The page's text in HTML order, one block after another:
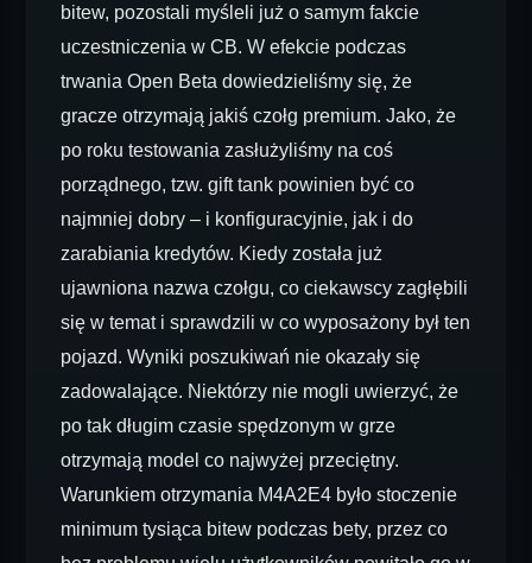
bitew, pozostali myśleli już o samym fakcie
uczestniczenia w CB. W efekcie podczas
trwania Open Beta dowiedzieliśmy się, że
gracze otrzymają jakiś czołg premium. Jako, że
po roku testowania zasłużyliśmy na coś
porządnego, tzw. gift tank powinien być co
najmniej dobry – i konfiguracyjnie, jak i do
zarabiania kredytów. Kiedy została już
ujawniona nazwa czołgu, co ciekawscy zagłębili
się w temat i sprawdzili w co wyposażony był ten
pojazd. Wyniki poszukiwań nie okazały się
zadowalające. Niektórzy nie mogli uwierzyć, że
po tak długim czasie spędzonym w grze
otrzymają model co najwyżej przeciętny.
Warunkiem otrzymania M4A2E4 było stoczenie
minimum tysiąca bitew podczas bety, przez co